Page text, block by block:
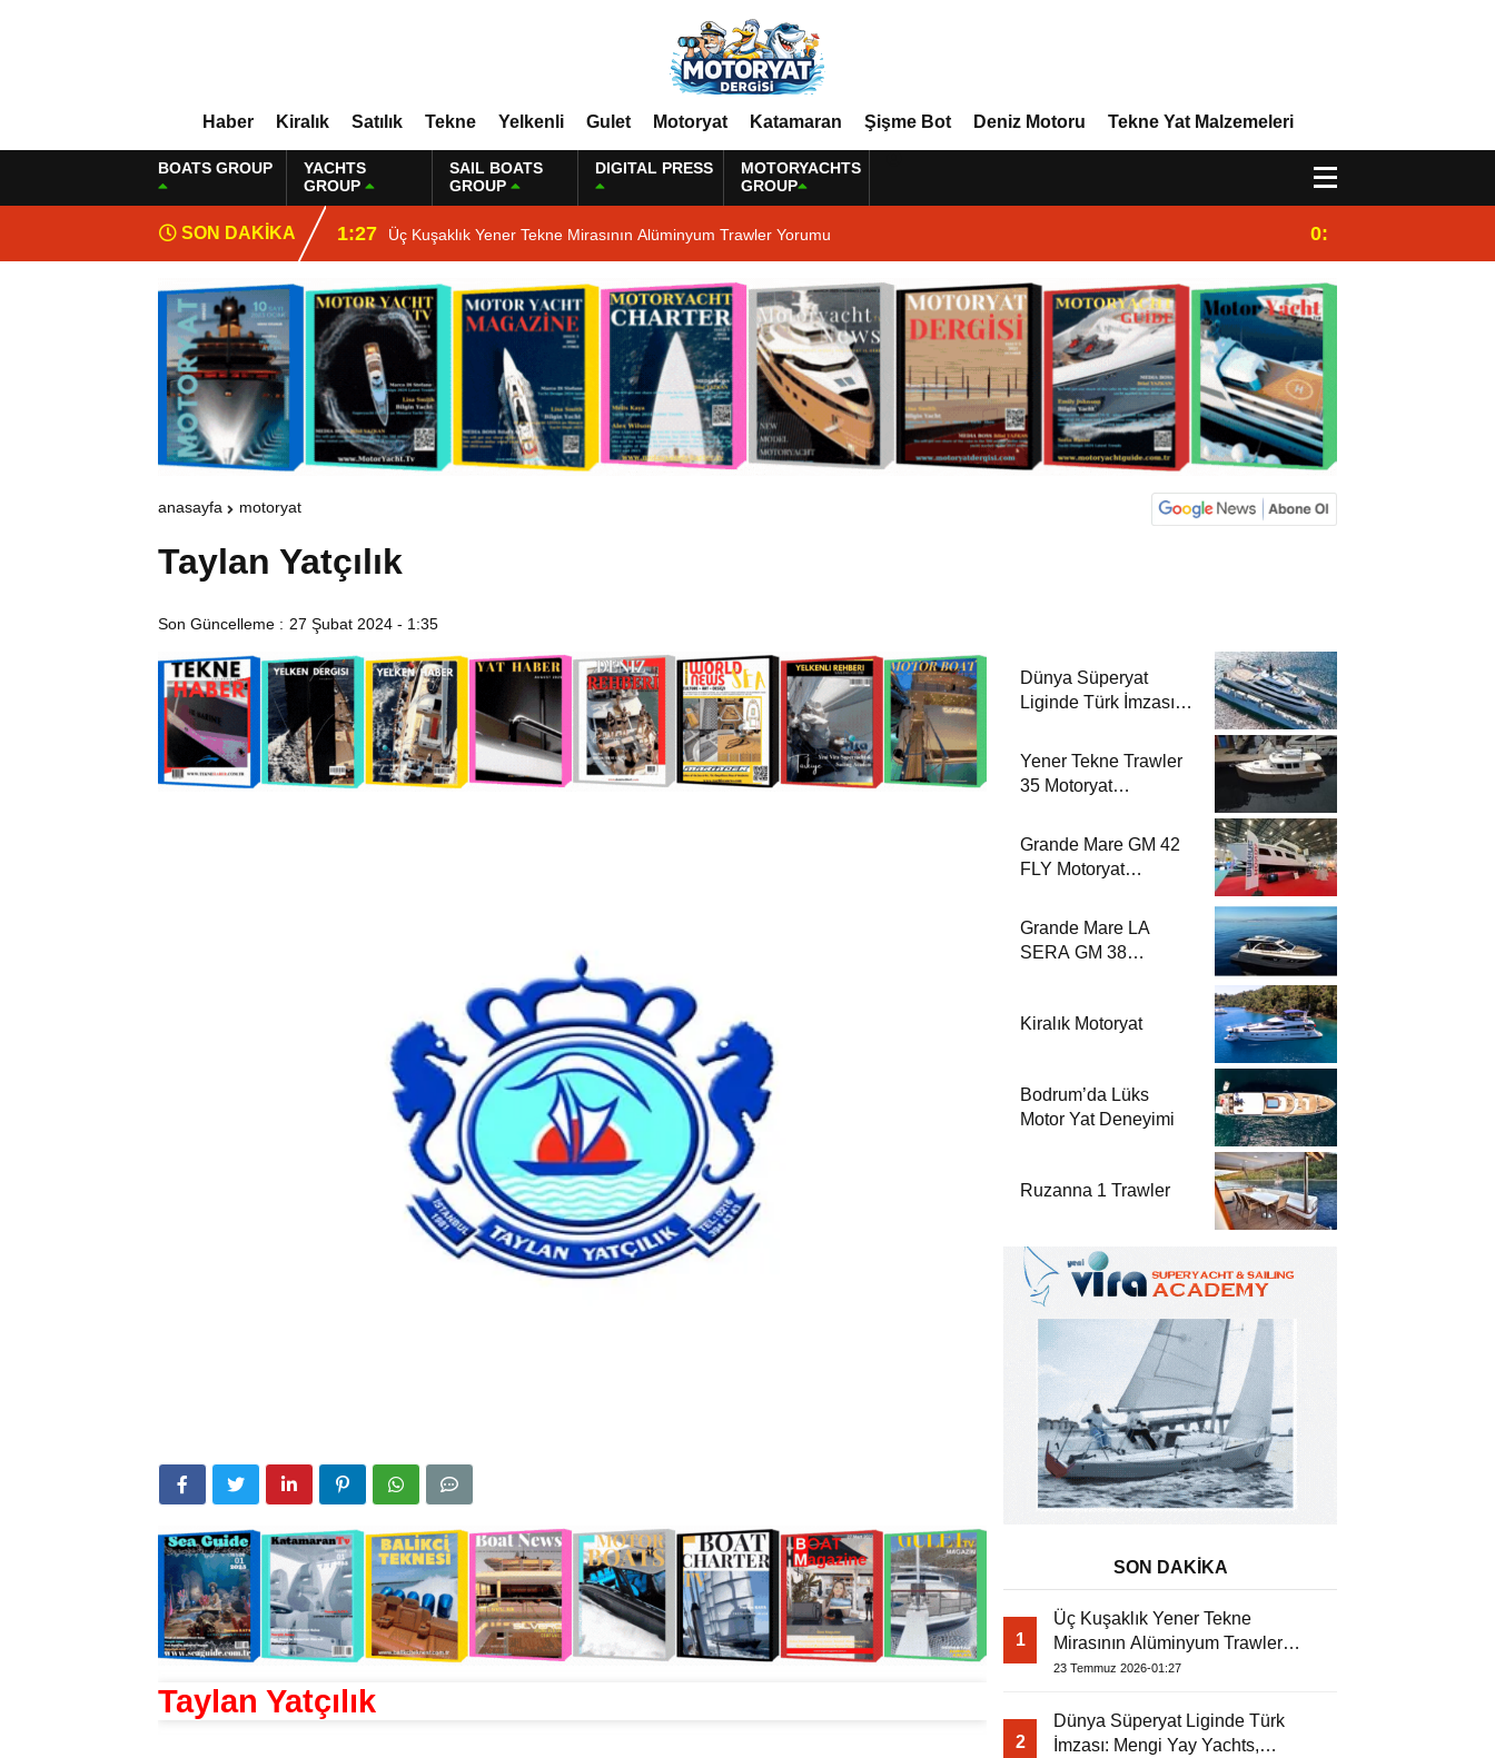
Haber Kiralık Satılık Tekne Yelkenli Gulet Motoryat Katamaran Şişme Bot Deniz Motoru Tekne Yat Malzemeleri
BOATS GROUP
YACHTS
GROUP
SAIL BOATS
GROUP
DIGITAL PRESS
MOTORYACHTS
GROUP
SON DAKİKA 1:27 Üç Kuşaklık Yener Tekne Mirasının Alüminyum Trawler Yorumu 0:44
anasayfa motoryat
Taylan Yatçılık
Son Güncelleme : 27 Şubat 2024 - 1:35
Taylan Yatçılık
Dünya Süperyat
Liginde Türk İmzası:
Amphib II’yi Denize
İndirdi
Yener Tekne Trawler
35 Motoryat
Grande Mare GM 42
FLY Motoryat
Grande Mare LA
SERA GM 38
Kiralık Motoryat
Bodrum’da Lüks
Motor Yat Deneyimi
Ruzanna 1 Trawler
SON DAKİKA
1
Üç Kuşaklık Yener Tekne
Mirasının Alüminyum Trawler
Yorumu
23 Temmuz 2026-01:27
2
Dünya Süperyat Liginde Türk
İmzası: Mengi Yay Yachts,